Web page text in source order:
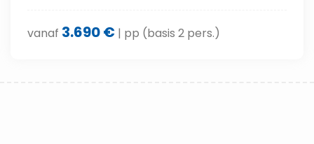
vanaf 3.690 € | pp (basis 2 pers.)